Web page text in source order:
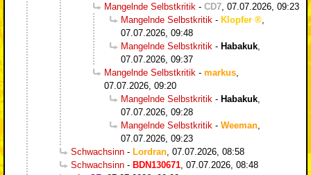
Mangelnde Selbstkritik - CD7, 07.07.2026, 09:23
Mangelnde Selbstkritik - Klopfer
,
07.07.2026, 09:48
Mangelnde Selbstkritik - Habakuk,
07.07.2026, 09:37
Mangelnde Selbstkritik - markus,
07.07.2026, 09:20
Mangelnde Selbstkritik - Habakuk,
07.07.2026, 09:28
Mangelnde Selbstkritik - Weeman,
07.07.2026, 09:23
Schwachsinn - Lordran, 07.07.2026, 08:58
Schwachsinn - BDN130671, 07.07.2026, 08:48